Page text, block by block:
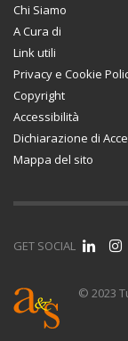
Chi Siamo
A Cura di
Link utili
Privacy e Cookie
Copyright
Accessibilità
Dichiarazione di
Mappa del sito
GET SOCIAL
© 2023